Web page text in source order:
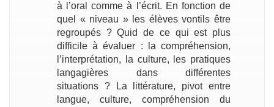
à l’oral comme à l’écrit. En fonction de
quel « niveau » les élèves vontils être
regroupés ? Quid de ce qui est plus
difficile à évaluer : la compréhension,
l’interprétation, la culture, les pratiques
langagières dans différentes
situations ? La littérature, pivot entre
langue, culture, compréhension du